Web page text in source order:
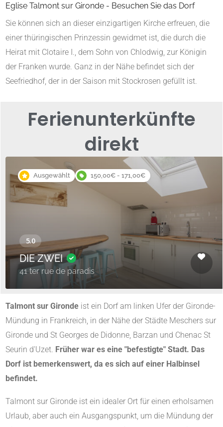
Eglise Talmont sur Gironde - Besuchen Sie das Dorf
Sie können sich an dieser einzigartigen Kirche erfreuen, die
einer thüringischen Prinzessin gewidmet ist, die durch die
Heirat mit Clotaire I., dem Sohn von Chlodwig, zur Königin
der Franken wurde. Ganz in der Nähe befindet sich der
Seefriedhof, der in der Saison mit Stockrosen gefüllt ist.
Ferienunterkünfte
direkt
Ausgewählt 150,00€ - 171,00€
DIE ZWEI
41 ter rue de paradis
Talmont sur Gironde ist ein Dorf am linken Ufer der Gironde-
Mündung in Frankreich, in der Nähe der Städte Meschers sur
Gironde und St Georges de Didonne, Barzan und Chenac St
Seurin d'Uzet. Früher war es eine "befestigte" Stadt. Das
Dorf ist bemerkenswert, da es sich auf einer Halbinsel
befindet.
Talmont sur Gironde ist ein idealer Ort für einen erholsamen
Urlaub, aber auch ein Ausgangspunkt, um die Mündung der